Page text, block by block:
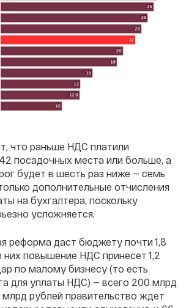
что раньше НДС платили
посадочных места или больше, а
будет в шесть раз ниже — семь
дополнительные отчисления
на бухгалтера, поскольку
усложняется.
реформа даст бюджету почти 1,8
них повышение НДС принесет 1,2
по малому бизнесу (то есть
для уплаты НДС) — всего 200 млрд
рублей правительство ждет